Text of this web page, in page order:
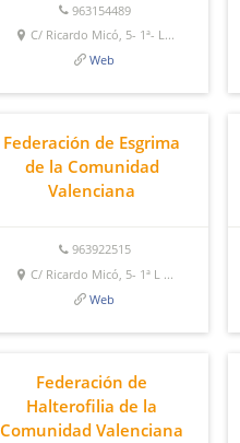
963154489
C/ Ricardo Micó, 5- 1ª- L...
Web
Federación de Esgrima
de la Comunidad
Valenciana
963922515
C/ Ricardo Micó, 5- 1ª L ...
Web
Federación de
Halterofilia de la
Comunidad Valenciana